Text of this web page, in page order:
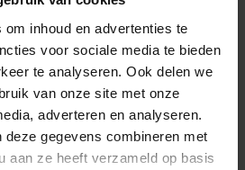
inhoud en advertenties te
voor sociale media te bieden
te analyseren. Ook delen we
van onze site met onze
adverteren en analyseren.
deze gegevens combineren met
aan ze heeft verzameld op basis